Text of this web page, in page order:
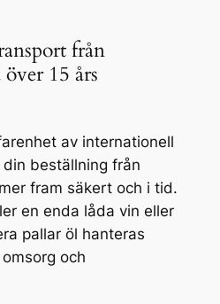
från
15 års
av internationell
beställning från
fram säkert och i tid.
en enda låda vin eller
pallar öl hanteras
och